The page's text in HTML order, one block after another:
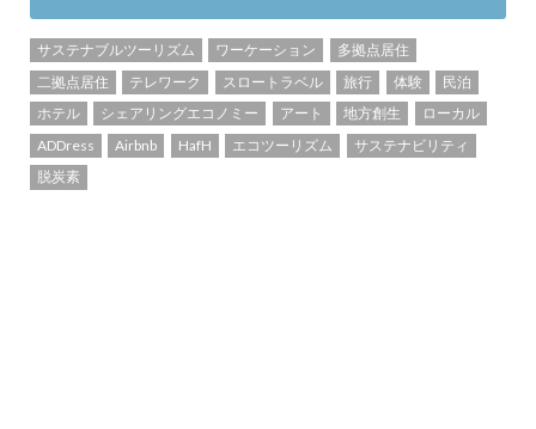
サステナブルツーリズム ワーケーション
多拠点居住
二拠点居住
テレワーク スロートラベル 旅行 体験
民泊
ホテル
シェアリングエコノミー アート 地方創生
ローカル
ADDress
Airbnb HafH エコツーリズム
サステナビリティ
脱炭素